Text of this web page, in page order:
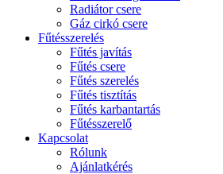
Radiátor csere
Gáz cirkó csere
Fűtésszerelés
Fűtés javítás
Fűtés csere
Fűtés szerelés
Fűtés tisztítás
Fűtés karbantartás
Fűtésszerelő
Kapcsolat
Rólunk
Ajánlatkérés